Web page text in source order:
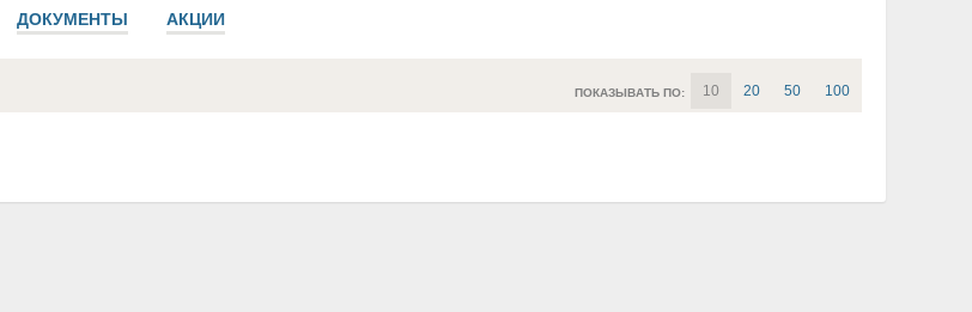
ДОКУМЕНТЫ АКЦИИ
ПОКАЗЫВАТЬ ПО: 10 20 50 100